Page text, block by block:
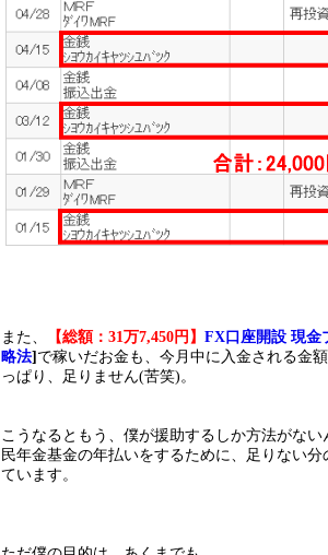
また、 【総額：31万7,450円】 FX口座開設 現金
略法] で稼いだお金も、今月中に入金される金
っぱり、足りません(苦笑)。
こうなるともう、僕が援助するしか方法がな
民年金基金の年払いをするために、足りない
ています。